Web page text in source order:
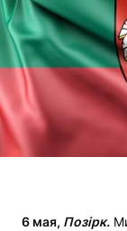
6 мая, Позірк.